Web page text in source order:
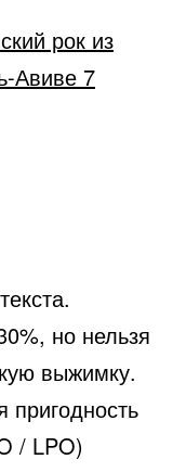
рок из
Авиве 7
но нельзя
выжимку.
пригодность
/ LPO)